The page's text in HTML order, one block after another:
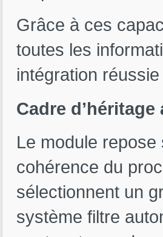
Grâce à ces
toutes les
intégration
Cadre
Le module repose
cohérence du
sélectionnent un
système filtre